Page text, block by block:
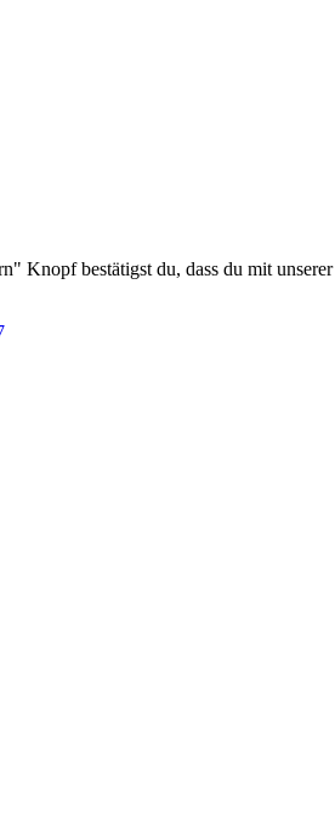
Knopf bestätigst du, dass du mit unserer